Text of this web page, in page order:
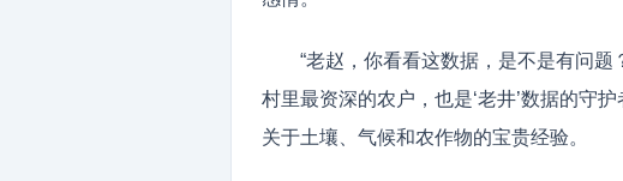
“老赵，你看看这数据，是不是有问
村里最资深的农户，也是‘老井’数据的守
关于土壤、气候和农作物的宝贵经验。